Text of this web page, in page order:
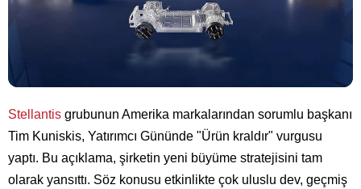
Stellantis grubunun Amerika markalarından sorumlu başkanı
Tim Kuniskis, Yatırımcı Gününde "Ürün kraldır" vurgusu
yaptı. Bu açıklama, şirketin yeni büyüme stratejisini tam
olarak yansıttı. Söz konusu etkinlikte çok uluslu dev, geçmiş